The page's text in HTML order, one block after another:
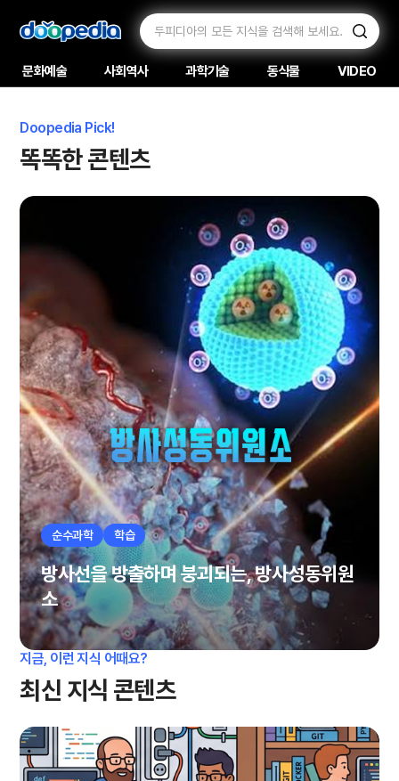
문화예술 사회역사 과학기술 동식물 VIDEO
Doopedia Pick!
똑똑한 콘텐츠
순수과학 학습
방사선을 방출하며 붕괴되는, 방사성동위원
소
지금, 이런 지식 어때요?
최신 지식 콘텐츠